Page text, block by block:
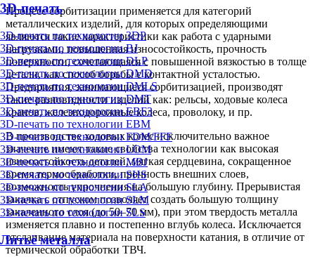
3D-печать
3D-печать по технологии 3DP
3D-печать по технологии BJ
3D-печать по технологии DLP
3D-печать по технологии DMD
3D-печать по технологии DMLS
3D-печать по технологии DMT
3D-печать по технологии EBF3
3D-печать по технологии EBM
3D-печать по технологии FDM/FFF
3D-печать по технологии LOM
3D-печать по технологии MBJ
3D-печать по технологии SHS
3D-печать по технологии SLA
3D-печать по технологии SLM
3D-печать по технологии SLS
Литьё металла
Процесс сорбитизации применяется для категорий
металлических изделий, для которых определяющими
являются такие характеристики как работа с ударными
нагрузками, повышенная износостойкость, прочность
поверхности, сочетающаяся с повышенной вязкостью в толще
детали, как способ борьбы с контактной усталостью.
Предприятия, занимающиеся сорбитизацией, производят
такие разновидности изделий как: рельсы, ходовые колеса
кранов, железнодорожные колеса, проволоку, и пр.
В производстве ходовых колес исключительно важное
значение имеют такие свойства технологии как высокая
износостойкость деталей, мягкая сердцевина, сокращенное
время термообработки, прочность внешних слоев,
возможность упрочнения на большую глубину. Прерывистая
закалка с отпуском позволяет создать большую толщину
закаленного слоя (до 50–70 мм), при этом твердость металла
изменяется плавно и постепенно вглубь колеса. Исключается
отслаивание материала на поверхности катания, в отличие от
термической обработки ТВЧ.